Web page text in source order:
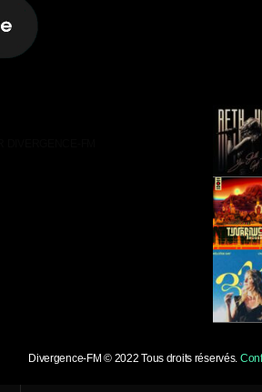
Divergence-FM © 2022 Tous droits réservés.